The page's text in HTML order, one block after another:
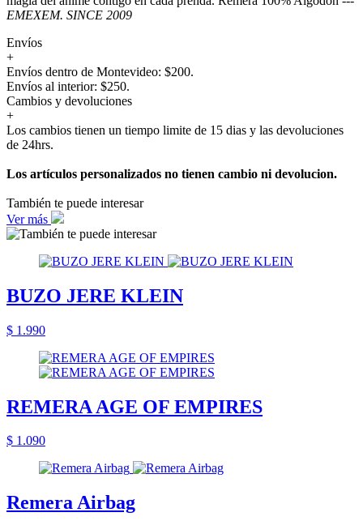
EMEXEM. SINCE 2009
Envíos
+
Envíos dentro de Montevideo: $200.
Envíos al interior: $250.
Cambios y devoluciones
+
Los cambios tienen un tiempo limite de 15 dias y las devoluciones
de 24hrs.
Los artículos personalizados no tienen cambio ni devolucion.
También te puede interesar
Ver más
BUZO JERE KLEIN
$ 1.990
REMERA AGE OF EMPIRES
$ 1.090
Remera Airbag